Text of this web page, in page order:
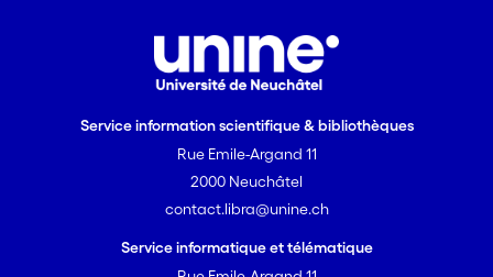
interactions entre plantes et
microorganismes en fonction des
environnementales. Elle comporte trois
objectifs principaux. Tout d'abord, j'ai
étudié comment les
relations entre microorganismes
affectent le phénotype de
Service information scientifique & bibliothèques
Rue Emile-Argand 11
2000 Neuchâtel
contact.libra@unine.ch
Service informatique et télématique